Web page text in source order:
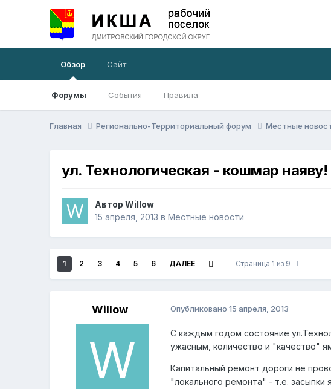
Обзор
Форумы События Правила
Сайт
Главная Регионально-Территориальный форум Местные
ул. Технологическая - кошмар наяву!
АвторWillow
15 апреля, 2013 вМестные новости
1 2 3 4 5 6 ДАЛЕЕ Страница 1 из 9
Willow Опубликовано15 апреля, 2013
С каждым годом состояние
ужасным, количество и "качество"
Капитальный ремонт дороги не
"локального ремонта" - т.е.